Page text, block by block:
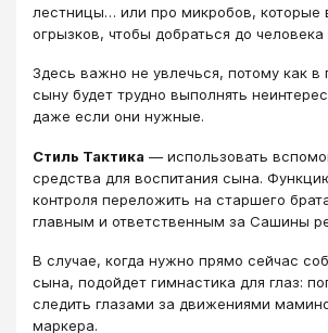
лестницы… или про микробов, которые
огрызков, чтобы добраться до
Здесь важно не увлечься, потому как в
сыну будет трудно выполнять
даже если они нужные.
Стиль Тактика ― использовать
средства для воспитания сына.
контроля переложить на старшего
главным и ответственным за Сашины
В случае, когда нужно прямо сейчас
сына, подойдет гимнастика для глаз:
следить глазами за движениями
маркера.